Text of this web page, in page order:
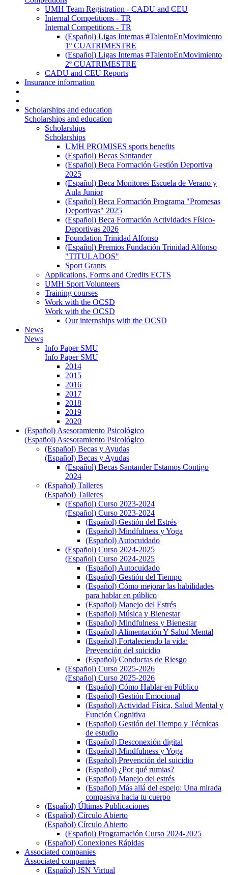
UMH Team Registration - CADU and CEU
Internal Competitions - TR
Internal Competitions - TR
(Español) Ligas Internas #TalentoEnMovimiento
1º CUATRIMESTRE
(Español) Ligas Internas #TalentoEnMovimiento
2º CUATRIMESTRE
CADU and CEU Reports
Insurance information
Scholarships and education
Scholarships and education
Scholarships
Scholarships
UMH PROMISES sports benefits
(Español) Becas Santander
(Español) Beca Formación Gestión Deportiva
2025
(Español) Beca Monitores Escuela de Verano y
Aula Junior
(Español) Beca Formación Programa "Promesas
Deportivas" 2025
(Español) Beca Formación Actividades Físico-
Deportivas 2026
Foundation Trinidad Alfonso
(Español) Premios Fundación Trinidad Alfonso
"TITULADOS"
Sport Grants
Applications, Forms and Credits ECTS
UMH Sport Volunteers
Training courses
Work with the OCSD
Work with the OCSD
Our internships with the OCSD
News
News
Info Paper SMU
Info Paper SMU
2014
2015
2016
2017
2018
2019
2020
(Español) Asesoramiento Psicológico
(Español) Asesoramiento Psicológico
(Español) Becas y Ayudas
(Español) Becas y Ayudas
(Español) Becas Santander Estamos Contigo
2024
(Español) Talleres
(Español) Talleres
(Español) Curso 2023-2024
(Español) Curso 2023-2024
(Español) Gestión del Estrés
(Español) Mindfulness y Yoga
(Español) Autocuidado
(Español) Curso 2024-2025
(Español) Curso 2024-2025
(Español) Autocuidado
(Español) Gestión del Tiempo
(Español) Cómo mejorar las habilidades
para hablar en público
(Español) Manejo del Estrés
(Español) Música y Bienestar
(Español) Mindfulness y Bienestar
(Español) Alimentación Y Salud Mental
(Español) Fortaleciendo la vida:
Prevención del suicidio
(Español) Conductas de Riesgo
(Español) Curso 2025-2026
(Español) Curso 2025-2026
(Español) Cómo Hablar en Público
(Español) Gestión Emocional
(Español) Actividad Física, Salud Mental y
Función Cognitiva
(Español) Gestión del Tiempo y Técnicas
de estudio
(Español) Desconexión digital
(Español) Mindfulness y Yoga
(Español) Prevención del suicidio
(Español) ¿Por qué rumias?
(Español) Manejo del estrés
(Español) Más allá del espejo: Una mirada
compasiva hacia tu cuerpo
(Español) Últimas Publicaciones
(Español) Círculo Abierto
(Español) Círculo Abierto
(Español) Programación Curso 2024-2025
(Español) Conexiones Rápidas
Associated companies
Associated companies
(Español) ISN Virtual